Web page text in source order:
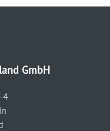
GmbH
4